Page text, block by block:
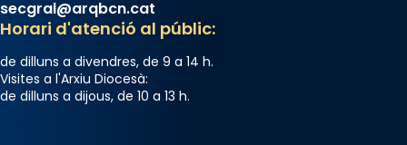
secgral@arqbcn.cat
Horari d'atenció al públic:
de dilluns a divendres, de 9 a 14 h.
Visites a l'Arxiu Diocesà:
de dilluns a dijous, de 10 a 13 h.